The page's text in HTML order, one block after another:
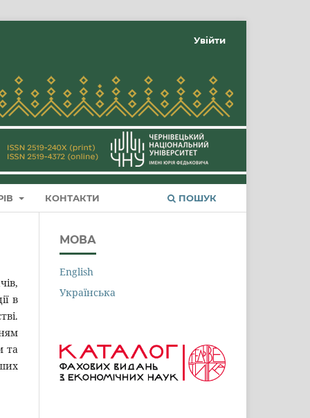
КОНТАКТИ ПОШУК
Увійти
в
.
та
МОВА
English
Українська